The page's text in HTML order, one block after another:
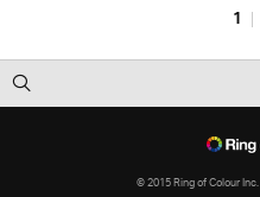
1
© 2015 Ring of Colour Inc.